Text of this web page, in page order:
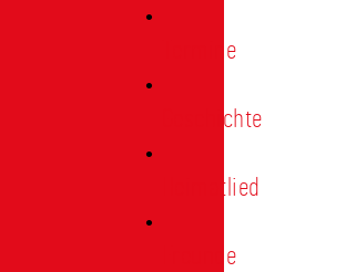
Termine
Geschichte
Heimatlied
Freunde